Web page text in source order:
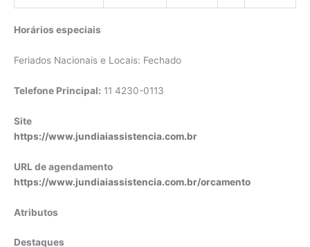
Horários especiais
Feriados Nacionais e Locais: Fechado
Telefone Principal: 11 4230-0113
Site
https://www.jundiaiassistencia.com.br
URL de agendamento
https://www.jundiaiassistencia.com.br/orcamento
Atributos
Destaques